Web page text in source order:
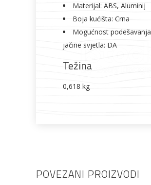
Materijal: ABS, Aluminij
Boja kućišta: Crna
Mogućnost podešavanja
jačine svjetla: DA
Težina
0,618 kg
POVEZANI PROIZVODI